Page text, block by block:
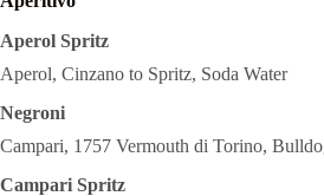
Aperol Spritz
Aperol, Cinzano to Spritz, Soda Water
Negroni
Campari, 1757 Vermouth di Torino,
Campari Spritz